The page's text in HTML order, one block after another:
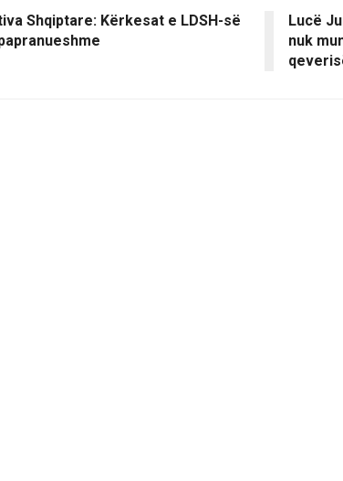
Shqiptare: Kërkesat e LDSH-së
Lucë
nuk